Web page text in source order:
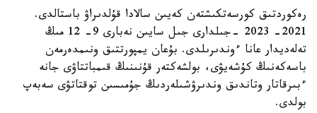
رەكوردتىق كورسەتكىشتەن كەيىن سالادا قۇلدىراۋ باستالدى.
2021- 2023 -جىلدارى جىل سايىن نەبارى 9- 12 مىڭ
تەلەديدار عانا ءوندىرىلدى. بۇعان يمپورتتىق ونىمدەرمەن
باسەكەنىڭ كۇشەيۋى، بولشەكتەر قۇنىنىڭ قىمباتتاۋى جانە
ءبىرقاتار وتاندىق وندىرۋشىلەردىڭ جۇمىسىن توقتاتۋى سەبەپ
بولدى.